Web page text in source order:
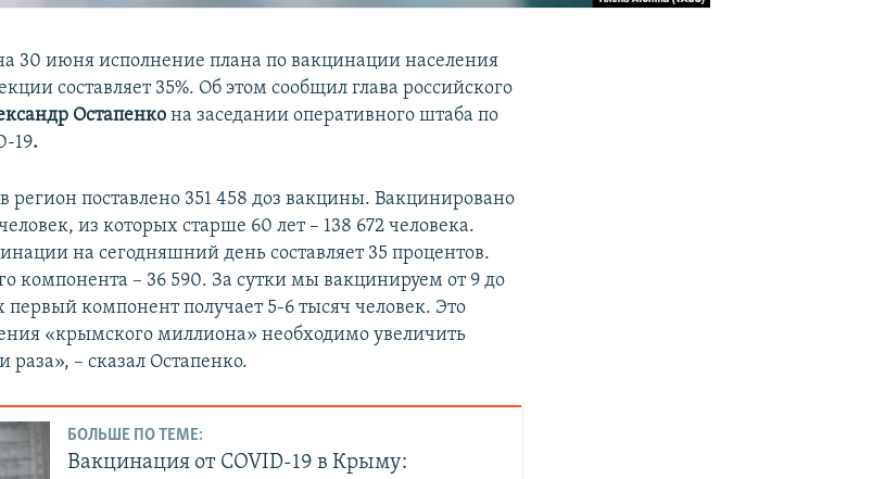
30 июня исполнение плана по вакцинации населения
составляет 35%. Об этом сообщил глава российского
Остапенкона заседании оперативного штаба по
19.
регион поставлено 351 458 доз вакцины. Вакцинировано
из которых старше 60 лет – 138 672 человека.
на сегодняшний день составляет 35 процентов.
компонента – 36 590. За сутки мы вакцинируем от 9 до
первый компонент получает 5-6 тысяч человек. Это
«крымского миллиона» необходимо увеличить
– сказал Остапенко.
БОЛЬШЕ ПО ТЕМЕ:
Вакцинация от COVID-19 в Крыму: